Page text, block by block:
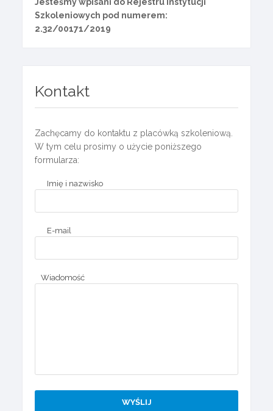
Szkoleniowych pod numerem:
2.32/00171/2019
Kontakt
Zachęcamy do kontaktu z placówką szkoleniową.
W tym celu prosimy o użycie poniższego
formularza:
Imię i nazwisko
E-mail
Wiadomość